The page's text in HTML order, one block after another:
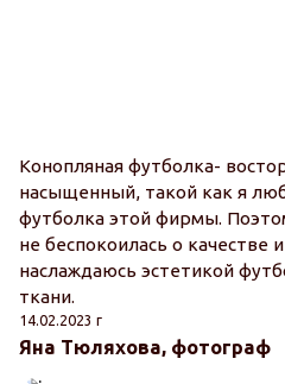
Конопляная футболка-
насыщенный, такой как я
футболка этой фирмы.
не беспокоилась о качестве
наслаждаюсь эстетикой
ткани.
14.02.2023 г
Яна Тюляхова, фотограф